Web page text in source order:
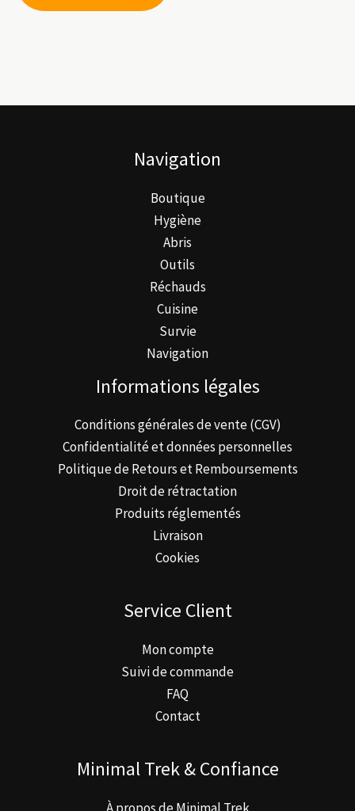
choisies
la
page
du
produit
Navigation
Boutique
Hygiène
Abris
Outils
Réchauds
Cuisine
Survie
Navigation
Informations légales
Conditions générales de vente (CGV)
Confidentialité et données personnelles
Politique de Retours et Remboursements
Droit de rétractation
Produits réglementés
Livraison
Cookies
Service Client
Mon compte
Suivi de commande
FAQ
Contact
Minimal Trek & Confiance